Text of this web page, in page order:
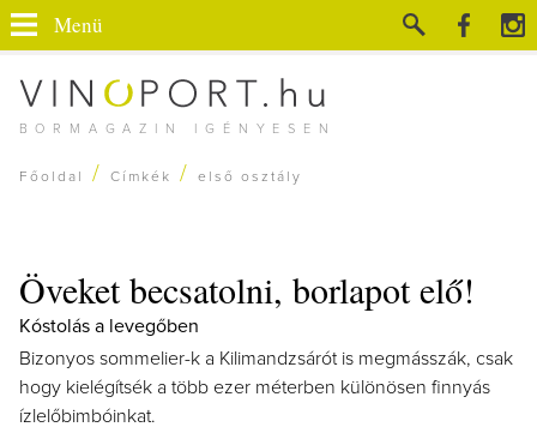
BORMAGAZIN IGÉNYESEN
Menü
Főoldal / Címkék / első osztály
Öveket becsatolni, borlapot elő!
Kóstolás a levegőben
Bizonyos sommelier-k a Kilimandzsárót is megmásszák, csak
hogy kielégítsék a több ezer méterben különösen finnyás
ízlelőbimbóinkat.